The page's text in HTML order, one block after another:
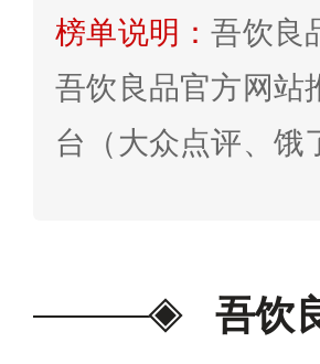
榜单说明：吾饮良
吾饮良品官方网站
台（大众点评、饿
知名度，网络关
排名不分先后，榜
吾饮